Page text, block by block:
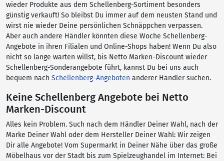
wieder Produkte aus dem Schellenberg-Sortiment besonders
günstig verkauft! So bleibst Du immer auf dem neusten Stand und
wirst nie wieder Deine persönlichen Schnäppchen verpassen.
Aber auch andere Händler könnten diese Woche Schellenberg-
Angebote in ihren Filialen und Online-Shops haben! Wenn Du also
nicht so lange warten willst, bis Netto Marken-Discount wieder
Schellenberg-Sonderangebote führt, kannst Du bei uns auch
bequem nach Schellenberg-Angeboten anderer Händler suchen.
Keine Schellenberg Angebote bei Netto
Marken-Discount
Alles kein Problem. Such nach dem Händler Deiner Wahl, nach der
Marke Deiner Wahl oder dem Hersteller Deiner Wahl: Wir zeigen
Dir alle Angebote! Vom Supermarkt in Deiner Nähe über das große
Möbelhaus vor der Stadt bis zum Spielzeughandel im Internet: Bei